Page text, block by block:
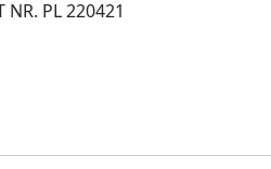
NR. PL 220421